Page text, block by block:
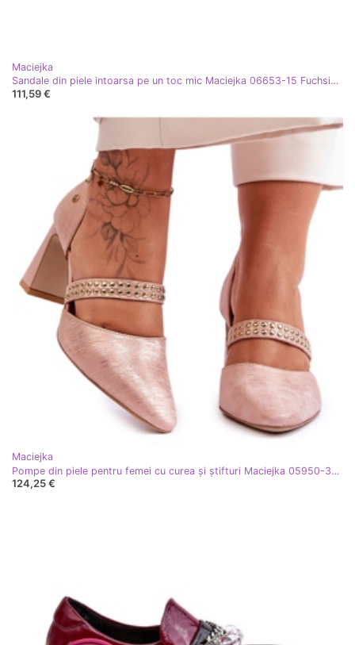
Maciejka
Sandale din piele intoarsa pe un toc mic Maciejka 06653-15 Fuchsia roz
111,59 €
Maciejka
Pompe din piele pentru femei cu curea și știfturi Maciejka 05950-33 roz
124,25 €